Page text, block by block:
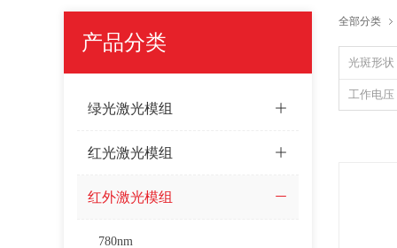
全部分类 ꁇ
光斑形状
工作电压
产品分类
ꄶ
绿光激光模组
ꄶ
红光激光模组
ꄵ
红外激光模组
780nm